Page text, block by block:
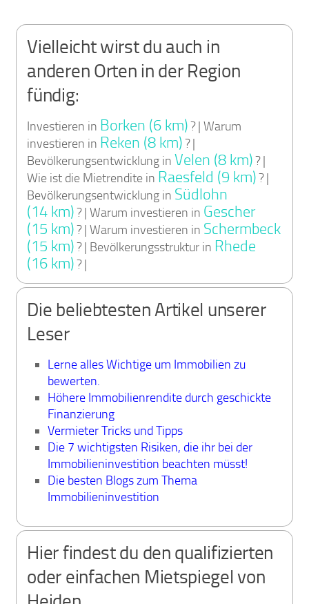
Vielleicht wirst du auch in
anderen Orten in der Region
fündig:
Investieren in Borken (6 km)? | Warum
investieren in Reken (8 km)? |
Bevölkerungsentwicklung in Velen (8 km)? |
Wie ist die Mietrendite in Raesfeld (9 km)? |
Bevölkerungsentwicklung in Südlohn
(14 km)? | Warum investieren in Gescher
(15 km)? | Warum investieren in Schermbeck
(15 km)? | Bevölkerungsstruktur in Rhede
(16 km)? |
Die beliebtesten Artikel unserer
Leser
Lerne alles Wichtige um Immobilien zu
bewerten.
Höhere Immobilienrendite durch geschickte
Finanzierung
Vermieter Tricks und Tipps
Die 7 wichtigsten Risiken, die ihr bei der
Immobilieninvestition beachten müsst!
Die besten Blogs zum Thema
Immobilieninvestition
Hier findest du den qualifizierten
oder einfachen Mietspiegel von